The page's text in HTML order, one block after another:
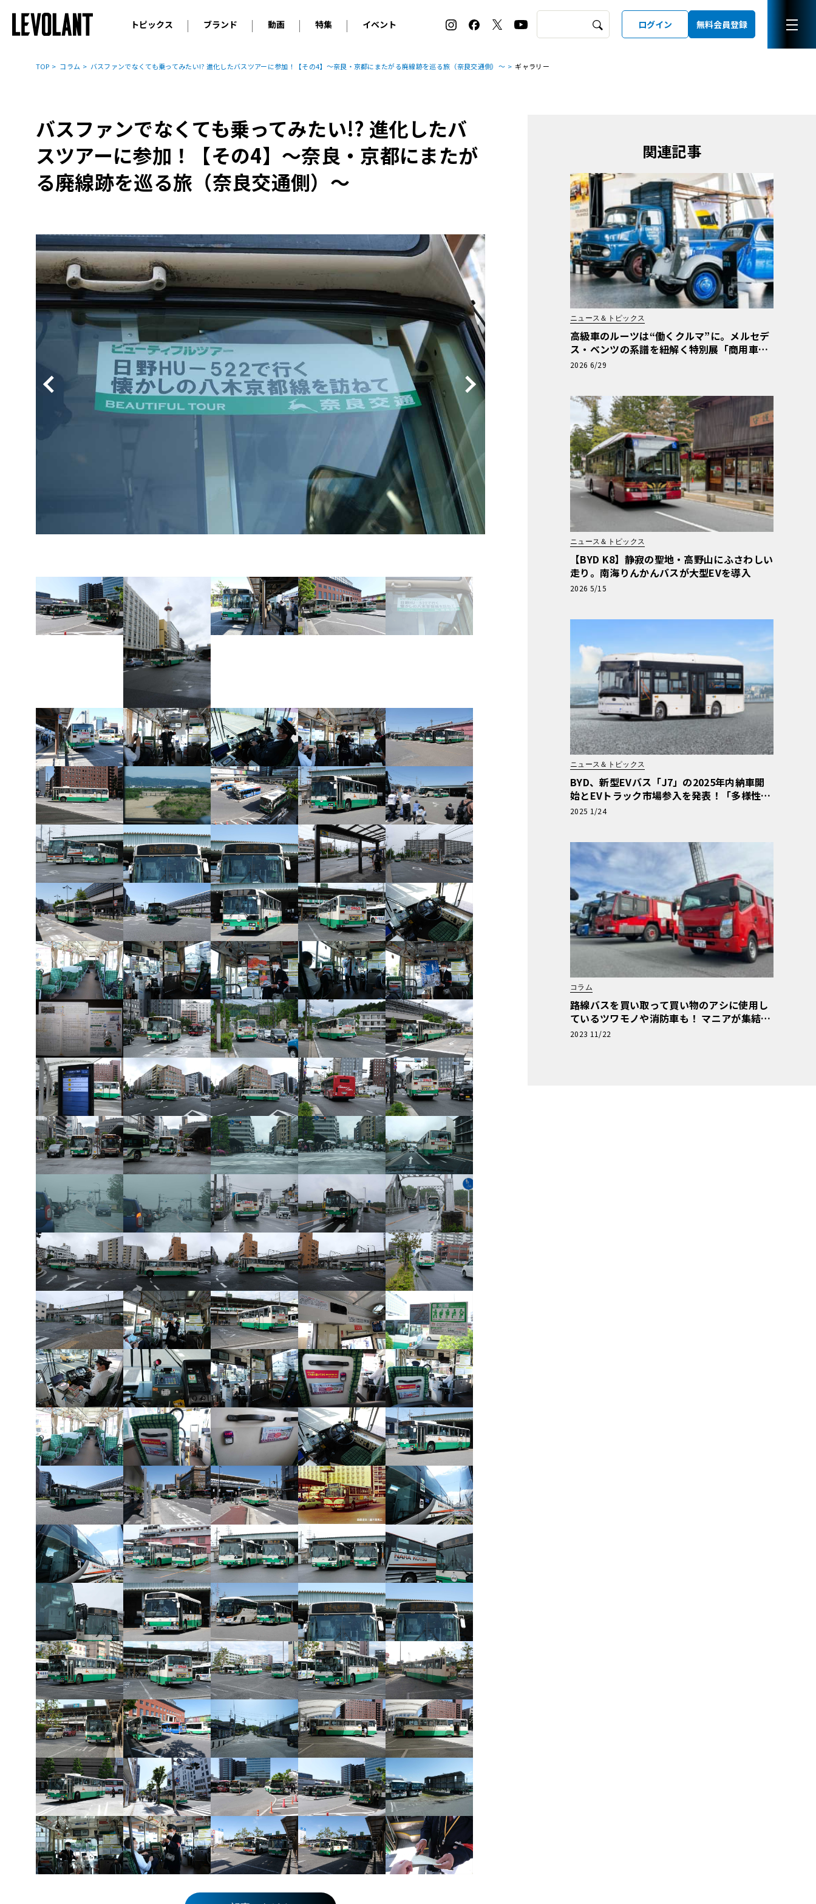
トピックス
ニュース
コラム
ブランド
輸入車 アウディ BMW
アルピナ
プジョー
ルノー
アバルト
アルファ・ロメオ
フェラーリ
ランボルギーニ
マセラティ
アストン・マーティン
ベントレー
ケータハム
キャデラック
シボレー
ジープ
テスラ
ヒョンデ
BYD
その他
国産車 レクサス トヨタ
日産
ホンダ
マツダ
三菱
ダイハツ
スズキ
動画
オリジナル動画
特集
2026 サマータイヤ＆ホイール バイヤーズガイド
ホイールカタログ
タイヤ特集
イベント
ル・ボラン カーズ・ミート2026横浜
EV:LIFE KOBE 2025
ル・ボラン カーズ・ミート2025横浜
ログイン 無料会員登録
TOP コラム バスファンでなくても乗ってみたい!? 進化したバスツアーに参加！【その4】～奈良・京都にまたがる廃線跡を巡る旅（奈良交通側）～ ギャラリー
バスファンでなくても乗ってみたい!? 進化したバ
スツアーに参加！【その4】～奈良・京都にまたが
る廃線跡を巡る旅（奈良交通側）～
関連記事
ニュース＆トピックス
高級車のルーツは“働くクルマ”に。メルセデ
ス・ベンツの系譜を紐解く特別展「商用車13
0年」がスタート
2026 6/29
ニュース＆トピックス
【BYD K8】静寂の聖地・高野山にふさわしい
走り。南海りんかんバスが大型EVを導入
2026 5/15
ニュース＆トピックス
BYD、新型EVバス「J7」の2025年内納車開
始とEVトラック市場参入を発表！「多様性あ
ふれる商用EV車両の販売を強化」
2025 1/24
コラム
路線バスを買い取って買い物のアシに使用し
ているツワモノや消防車も！ マニアが集結し
た商用車ミーティングは楽し
2023 11/22